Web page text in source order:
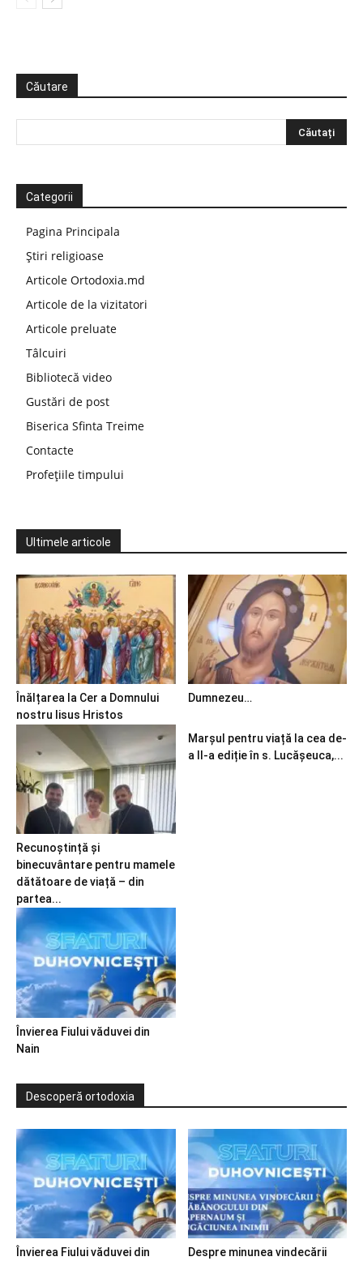
Căutare
Categorii
Pagina Principala
Știri religioase
Articole Ortodoxia.md
Articole de la vizitatori
Articole preluate
Tâlcuiri
Bibliotecă video
Gustări de post
Biserica Sfinta Treime
Contacte
Profețiile timpului
Ultimele articole
Înălțarea la Cer a Domnului
nostru Iisus Hristos
Dumnezeu…
Recunoștință și
binecuvântare pentru mamele
dătătoare de viață – din
partea...
Marșul pentru viață la cea de-
a II-a ediție în s. Lucășeuca,...
Învierea Fiului văduvei din
Nain
Descoperă ortodoxia
Învierea Fiului văduvei din Despre minunea vindecării